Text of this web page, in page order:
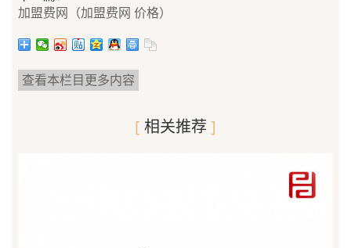
加盟费网（加盟费网 价格）
查看本栏目更多内容
[ 相关推荐 ]